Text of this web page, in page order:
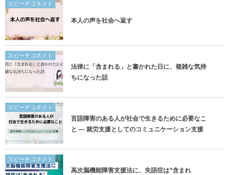
スピーチコネクト
本人の声を社会へ返す
スピーチコネクト
法律に「含まれる」と書かれた日に、複雑な気持
ちになった話
スピーチコネクト
言語障害のある人が社会で生きるために必要なこ
と ― 就労支援としてのコミュニケーション支援
スピーチコネクト
高次脳機能障害支援法に、失語症は”含まれ